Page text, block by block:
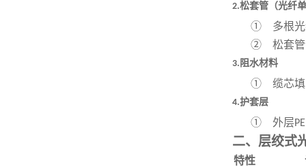
2.松套管（光纤
① 多根
② 松套
3. 阻水材料
① 缆芯
4.护套层
① 外层PE
二、层绞式
特性